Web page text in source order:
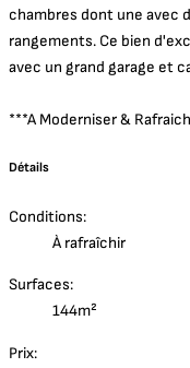
chambres dont une avec
rangements. Ce bien
avec un grand garage et
***A Moderniser &
Détails
Conditions:
À rafraîchir
Surfaces:
144m²
Prix: